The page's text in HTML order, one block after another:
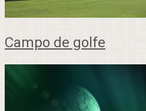
Campo de golfe